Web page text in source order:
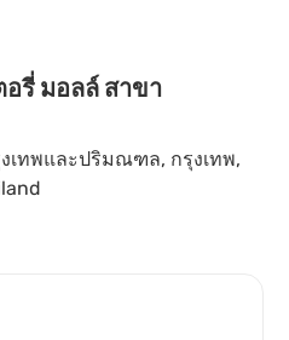
รี่ มอลล์ สาขา
เทพและปริมณฑล, กรุงเทพ,